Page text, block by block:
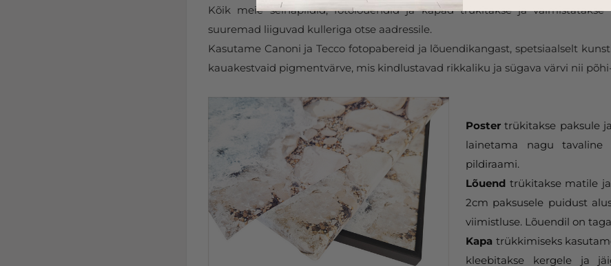
Kõik meie seinapildid, fotolõuendid ja kapad trükitakse ja valmistatakse
suuremad liiguvad kulleriga otse aadressile.
Kasutame Canoni ja Tecco fotopabereid ja lõuendikangast, spetsiaalselt
kauakestvaid pigmentvärve, mis kindlustavad rikkaliku ja sügava värvi nii
Poster trükitakse paksule
lainetama nagu tavaline
pildiraami.
Lõuend trükitakse matile
2cm paksusele puidust
viimistluse. Lõuendil on
Kapa trükkimiseks
kleebitakse kergele ja